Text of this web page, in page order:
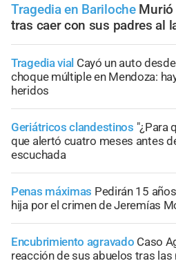
Tragedia en Bariloche Murió
tras caer con sus padres al
Tragedia vial Cayó un auto
choque múltiple en Mendoza:
heridos
Geriátricos clandestinos "¿Para
que alertó cuatro meses antes
escuchada
Penas máximas Pedirán 15
hija por el crimen de Jeremías
Encubrimiento agravado Caso
reacción de sus abuelos tras